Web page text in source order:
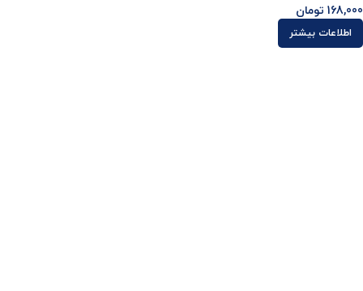
168,000 تومان
اطلاعات بیشتر